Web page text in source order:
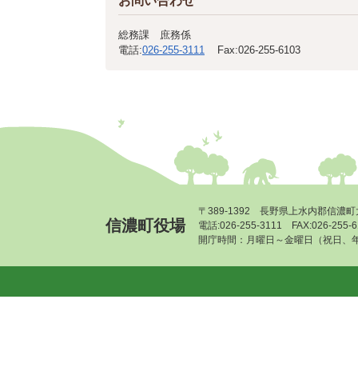
総務課 庶務係
電話:026-255-3111 Fax:026-255-6103
信濃町役場
〒389-1392 長野県上水内郡信濃町
電話:026-255-3111 FAX:026-
開庁時間：月曜日～金曜日（祝日、